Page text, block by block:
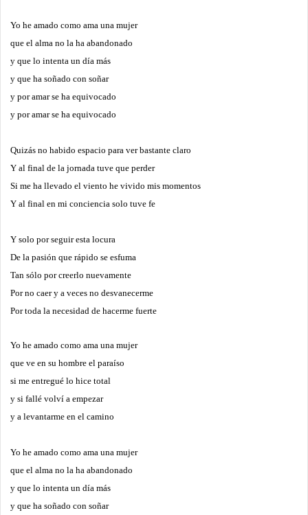
Yo he amado como ama una mujer
que el alma no la ha abandonado
y que lo intenta un día más
y que ha soñado con soñar
y por amar se ha equivocado
y por amar se ha equivocado
Quizás no habido espacio para ver bastante claro
Y al final de la jornada tuve que perder
Si me ha llevado el viento he vivido mis momentos
Y al final en mi conciencia solo tuve fe
Y solo por seguir esta locura
De la pasión que rápido se esfuma
Tan sólo por creerlo nuevamente
Por no caer y a veces no desvanecerme
Por toda la necesidad de hacerme fuerte
Yo he amado como ama una mujer
que ve en su hombre el paraíso
si me entregué lo hice total
y si fallé volví a empezar
y a levantarme en el camino
Yo he amado como ama una mujer
que el alma no la ha abandonado
y que lo intenta un día más
y que ha soñado con soñar